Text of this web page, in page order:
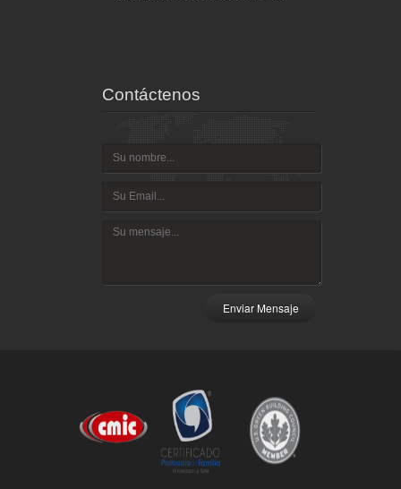
Contáctenos
Enviar Mensaje